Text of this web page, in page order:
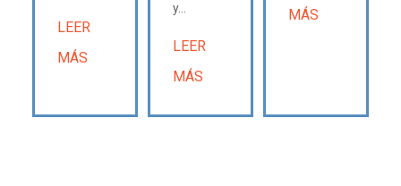
LEER
MÁS
y...
LEER
MÁS
MÁS